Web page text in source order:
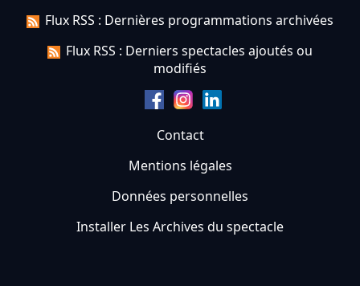
Flux RSS : Dernières programmations archivées
Flux RSS : Derniers spectacles ajoutés ou
modifiés
Contact
Mentions légales
Données personnelles
Installer Les Archives du spectacle